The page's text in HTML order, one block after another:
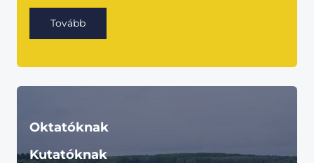
Tovább
Oktatóknak
Kutatóknak